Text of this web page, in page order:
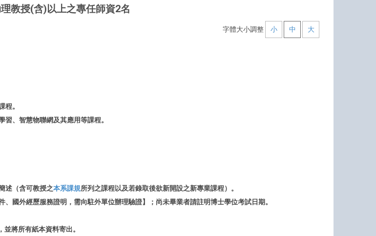
教授(含)以上之專任師資2名
字體大小調整 小 中 大
程。
、智慧物聯網及其應用等課程。
述（含可教授之本系課規所列之課程以及若錄取後欲新開設之新專業課程）。
國外經歷服務證明，需向駐外單位辦理驗證】；尚未畢業者請註明博士學位考試日期。
將所有紙本資料寄出。